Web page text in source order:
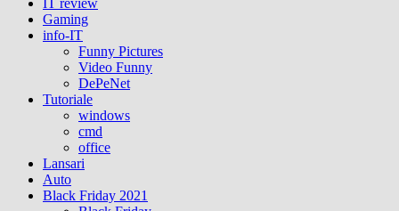
IT review
Gaming
info-IT
Funny Pictures
Video Funny
DePeNet
Tutoriale
windows
cmd
office
Lansari
Auto
Black Friday 2021